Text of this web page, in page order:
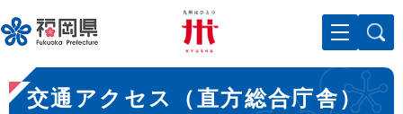
ー
ジ
先
頭
メニューを飛ばして本文へ
本
文
交通アクセス（直方総合庁舎）